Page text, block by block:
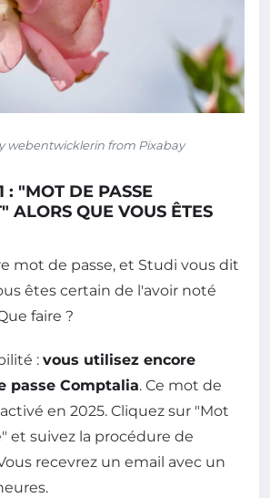
webentwicklerin from Pixabay
: "MOT DE PASSE
ALORS QUE VOUS ÊTES
mot de passe, et Studi vous dit
êtes certain de l'avoir noté
faire ?
: vous utilisez encore
passe Comptalia. Ce mot de
en 2025. Cliquez sur "Mot
et suivez la procédure de
recevrez un email avec un